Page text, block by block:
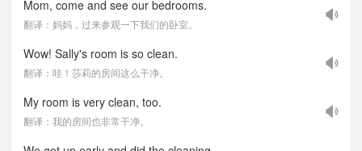
Mom, come and see our bedrooms.
翻译：妈妈，过来参观一下我们的卧室。
Wow! Sally's room is so clean.
翻译：哇！莎莉的房间这么干净。
My room is very clean, too.
翻译：我的房间也非常干净。